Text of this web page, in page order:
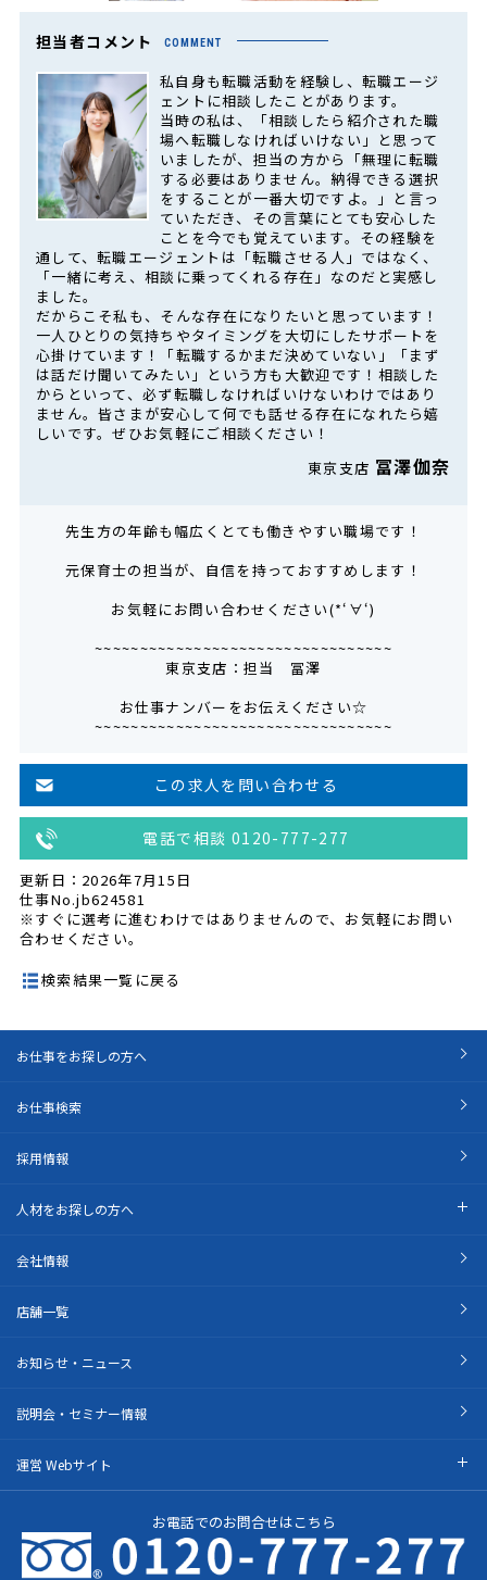
担当者コメント COMMENT
私自身も転職活動を経験し、転職エージ
ェントに相談したことがあります。
当時の私は、「相談したら紹介された職
場へ転職しなければいけない」と思って
いましたが、担当の方から「無理に転職
する必要はありません。納得できる選択
をすることが一番大切ですよ。」と言っ
ていただき、その言葉にとても安心した
ことを今でも覚えています。その経験を
通して、転職エージェントは「転職させる人」ではなく、
「一緒に考え、相談に乗ってくれる存在」なのだと実感し
ました。
だからこそ私も、そんな存在になりたいと思っています！
一人ひとりの気持ちやタイミングを大切にしたサポートを
心掛けています！「転職するかまだ決めていない」「まず
は話だけ聞いてみたい」という方も大歓迎です！相談した
からといって、必ず転職しなければいけないわけではあり
ません。皆さまが安心して何でも話せる存在になれたら嬉
しいです。ぜひお気軽にご相談ください！
東京支店 冨澤伽奈
先生方の年齢も幅広くとても働きやすい職場です！
元保育士の担当が、自信を持っておすすめします！
お気軽にお問い合わせください(*‘∀‘)
~~~~~~~~~~~~~~~~~~~~~~~~~~~~~~~~~
東京支店：担当 冨澤
お仕事ナンバーをお伝えください☆
~~~~~~~~~~~~~~~~~~~~~~~~~~~~~~~~~
この求人を問い合わせる
電話で相談 0120-777-277
更新日：2026年7月15日
仕事No.jb624581
※すぐに選考に進むわけではありませんので、お気軽にお問い
合わせください。
検索結果一覧に戻る
お仕事をお探しの方へ
お仕事検索
採用情報
人材をお探しの方へ
会社情報
店舗一覧
お知らせ・ニュース
説明会・セミナー情報
運営 Webサイト
お電話でのお問合せはこちら